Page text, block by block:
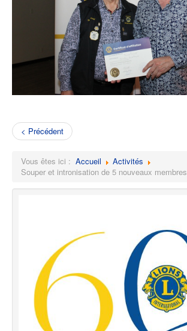
< Précédent
Vous êtes ici : Accueil
Activités
Souper et intronisation de 5 nouveaux membres